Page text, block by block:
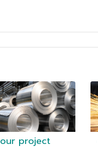
our project